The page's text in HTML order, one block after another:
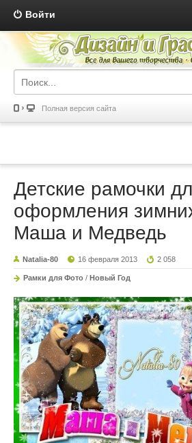
Войти
Полная версия сайта
Детские рамочки
оформления
Маша и Медведь
Natalia-80 16 февраля 2013 2 058
Рамки для Фото / Новый Год